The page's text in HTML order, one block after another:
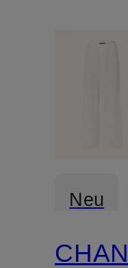
Neu
Mix &